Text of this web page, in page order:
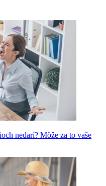
nedarí? Môže za to vaše